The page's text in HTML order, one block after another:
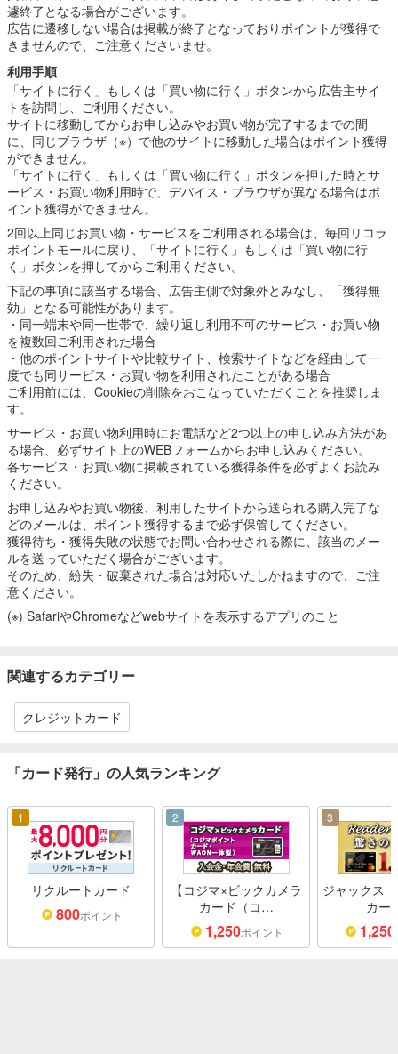
遽終了となる場合がございます。
広告に遷移しない場合は掲載が終了となっておりポイントが獲得で
きませんので、ご注意くださいませ。
利用手順
「サイトに行く」もしくは「買い物に行く」ボタンから広告主サイ
トを訪問し、ご利用ください。
サイトに移動してからお申し込みやお買い物が完了するまでの間
に、同じブラウザ（※）で他のサイトに移動した場合はポイント獲得
ができません。
「サイトに行く」もしくは「買い物に行く」ボタンを押した時とサ
ービス・お買い物利用時で、デバイス・ブラウザが異なる場合はポ
イント獲得ができません。
2回以上同じお買い物・サービスをご利用される場合は、毎回リコラ
ポイントモールに戻り、「サイトに行く」もしくは「買い物に行
く」ボタンを押してからご利用ください。
下記の事項に該当する場合、広告主側で対象外とみなし、「獲得無
効」となる可能性があります。
・同一端末や同一世帯で、繰り返し利用不可のサービス・お買い物
を複数回ご利用された場合
・他のポイントサイトや比較サイト、検索サイトなどを経由して一
度でも同サービス・お買い物を利用されたことがある場合
ご利用前には、Cookieの削除をおこなっていただくことを推奨しま
す。
サービス・お買い物利用時にお電話など2つ以上の申し込み方法があ
る場合、必ずサイト上のWEBフォームからお申し込みください。
各サービス・お買い物に掲載されている獲得条件を必ずよくお読み
ください。
お申し込みやお買い物後、利用したサイトから送られる購入完了な
どのメールは、ポイント獲得するまで必ず保管してください。
獲得待ち・獲得失敗の状態でお問い合わせされる際に、該当のメー
ルを送っていただく場合がございます。
そのため、紛失・破棄された場合は対応いたしかねますので、ご注
意ください。
(※) SafariやChromeなどwebサイトを表示するアプリのこと
関連するカテゴリー
クレジットカード
「カード発行」の人気ランキング
1
リクルートカード
800ポイント
2
【コジマ×ビックカメラ
カード（コ…
1,250ポイント
3
ジャックス
カー
1,250